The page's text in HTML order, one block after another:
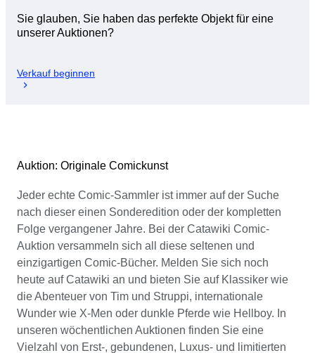
Sie glauben, Sie haben das perfekte Objekt für eine
unserer Auktionen?
Verkauf beginnen
Auktion: Originale Comickunst
Jeder echte Comic-Sammler ist immer auf der Suche
nach dieser einen Sonderedition oder der kompletten
Folge vergangener Jahre. Bei der Catawiki Comic-
Auktion versammeln sich all diese seltenen und
einzigartigen Comic-Bücher. Melden Sie sich noch
heute auf Catawiki an und bieten Sie auf Klassiker wie
die Abenteuer von Tim und Struppi, internationale
Wunder wie X-Men oder dunkle Pferde wie Hellboy. In
unseren wöchentlichen Auktionen finden Sie eine
Vielzahl von Erst-, gebundenen, Luxus- und limitierten